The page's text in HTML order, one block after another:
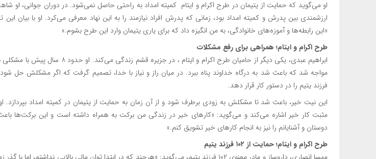
او می‌گوید که حمایت از یتیمان در طرح اکرام و ایتام کمیته امداد به راحتی حاصل نمی‌شود. در دوران جوانی، او
ارزشمندی بین پدرش و کمیته امداد بود، زمانی که پدرش افراد نیازمند را به این نهاد معرفی می‌کرد. او با بیان این
«این رابطه‌ها و آموزه‌های خانوادگی، به من انگیزه داد که برای یاری یتیمان وارد این طرح بشوم.»
طرح اکرام و ایتام؛ همراهی برای رفع مشکلات
ابراهیم عبدی، یکی دیگر از حامیان طرح اکرام و ایتام ، در جزیره قشم
فرزند یتیم را در دستور کار قرار دهد.
این نیت خیر، باعث شد تا مشکلش به زودی برطرف شود و از آن زمان به حمایت از یتیمان در کمیته امداد بپردازد. او
مثبت کار خیر اشاره می‌کند و می‌گوید: «کارهای خیر در زندگی من برکت به همراه داشته است و این برکت‌ها
دوستان و آشنایانم را نیز به انجام کارهای خیر تشویق کنم.»
طرح اکرام و ایتام؛ حمایت از ۱۰۲ فرزند یتیم